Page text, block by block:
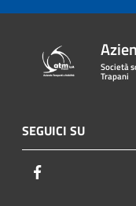
Società
Trapani
SEGUICI SU